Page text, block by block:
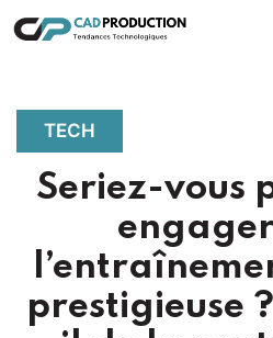
Aller
au
TECH
Seriez-vous
prestigieuse